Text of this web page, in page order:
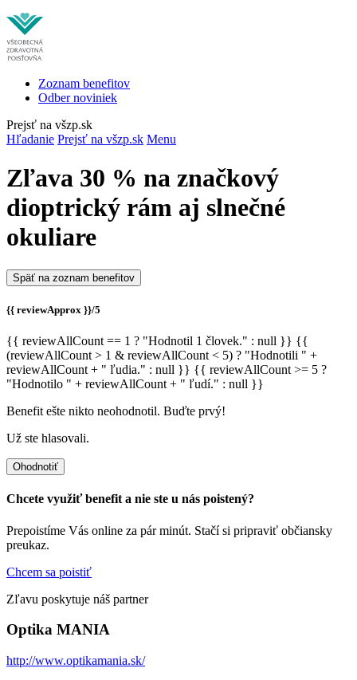
Zoznam benefitov
Odber noviniek
Prejsť na všzp.sk
Hľadanie Prejsť na všzp.sk Menu
Zľava 30 % na značkový
dioptrický rám aj slnečné
okuliare
Späť na zoznam benefitov
{{ reviewApprox }}/5
{{ reviewAllCount == 1 ? "Hodnotil 1 človek." : null }} {{
(reviewAllCount > 1 & reviewAllCount < 5) ? "Hodnotili " +
reviewAllCount + " ľudia." : null }} {{ reviewAllCount >= 5 ?
"Hodnotilo " + reviewAllCount + " ľudí." : null }}
Benefit ešte nikto neohodnotil. Buďte prvý!
Už ste hlasovali.
Ohodnotiť
Chcete využiť benefit a nie ste u nás poistený?
Prepoistíme Vás online za pár minút. Stačí si pripraviť občiansky
preukaz.
Chcem sa poistiť
Zľavu poskytuje náš partner
Optika MANIA
http://www.optikamania.sk/